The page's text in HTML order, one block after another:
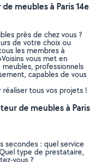
meubles à Paris 14e
près de chez vous ?
de votre choix ou
les membres à
vous met en
professionnels
capables de vous
tous vos projets !
de meubles à Paris
secondes : quel service
type de prestataire,
vous ?